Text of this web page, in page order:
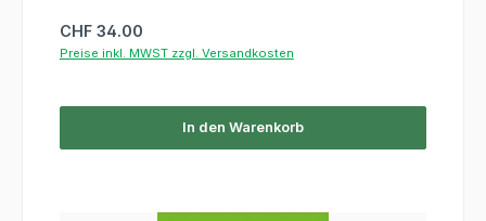
Regulärer Preis:
CHF 34.00
Preise inkl. MWST zzgl. Versandkosten
In den Warenkorb